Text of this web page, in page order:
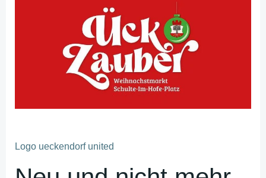
Logo ueckendorf united